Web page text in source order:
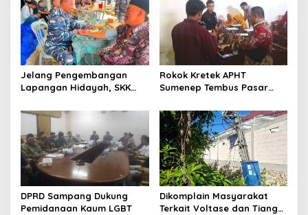
Jelang Pengembangan
Lapangan Hidayah, SKK
Perkuat Sinergi dengan
Nelayan Sampang
Rokok Kretek APHT
Sumenep Tembus Pasar
DPRD Sampang Dukung
Pemidanaan Kaum LGBT
Dikomplain Masyarakat
Terkait Voltase dan Tiang